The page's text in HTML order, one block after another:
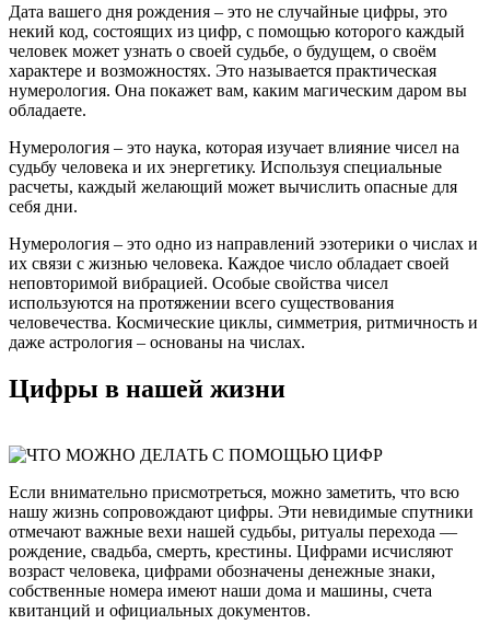
Дата вашего дня рождения – это не случайные цифры, это
некий код, состоящих из цифр, с помощью которого каждый
человек может узнать о своей судьбе, о будущем, о своём
характере и возможностях. Это называется практическая
нумерология. Она покажет вам, каким магическим даром вы
обладаете.
Нумерология – это наука, которая изучает влияние чисел на
судьбу человека и их энергетику. Используя специальные
расчеты, каждый желающий может вычислить опасные для
себя дни.
Нумерология – это одно из направлений эзотерики о числах и
их связи с жизнью человека. Каждое число обладает своей
неповторимой вибрацией. Особые свойства чисел
используются на протяжении всего существования
человечества. Космические циклы, симметрия, ритмичность и
даже астрология – основаны на числах.
Цифры в нашей жизни
Если внимательно присмотреться, можно заметить, что всю
нашу жизнь сопровождают цифры. Эти невидимые спутники
отмечают важные вехи нашей судьбы, ритуалы перехода —
рождение, свадьба, смерть, крестины. Цифрами исчисляют
возраст человека, цифрами обозначены денежные знаки,
собственные номера имеют наши дома и машины, счета
квитанций и официальных документов.